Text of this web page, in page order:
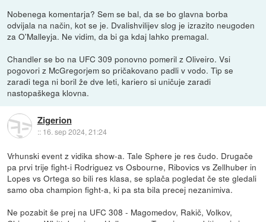
Nobenega komentarja? Sem se bal, da se bo glavna borba
odvijala na način, kot se je. Dvalishvilijev slog je izrazito neugoden
za O'Malleyja. Ne vidim, da bi ga kdaj lahko premagal.
Chandler se bo na UFC 309 ponovno pomeril z Oliveiro. Vsi
pogovori z McGregorjem so pričakovano padli v vodo. Tip se
zaradi tega ni boril že dve leti, kariero si uničuje zaradi
nastopaškega klovna.
Zigerion
:: 16. sep 2024, 21:24
Vrhunski event z vidika show-a. Tale Sphere je res čudo. Drugače
pa prvi trije fight-i Rodriguez vs Osbourne, Ribovics vs Zellhuber in
Lopes vs Ortega so bili res klasa, se splača pogledat če ste gledali
samo oba champion fight-a, ki pa sta bila precej nezanimiva.
Ne pozabit še prej na UFC 308 - Magomedov, Rakič, Volkov,